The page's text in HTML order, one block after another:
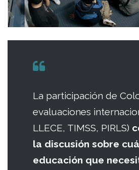
La participación de
evaluaciones
LLECE, TIMSS, PIRLS)
la discusión sobre
educación que